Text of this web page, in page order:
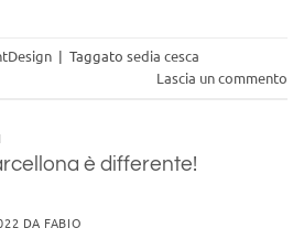
| Taggato sedia cesca
Lascia un commento
è differente!
DA FABIO